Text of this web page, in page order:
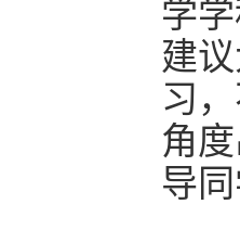
学
建
习
角
导